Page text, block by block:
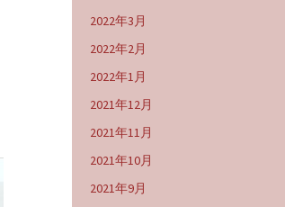
2022年3月
2022年2月
2022年1月
2021年12月
2021年11月
2021年10月
2021年9月